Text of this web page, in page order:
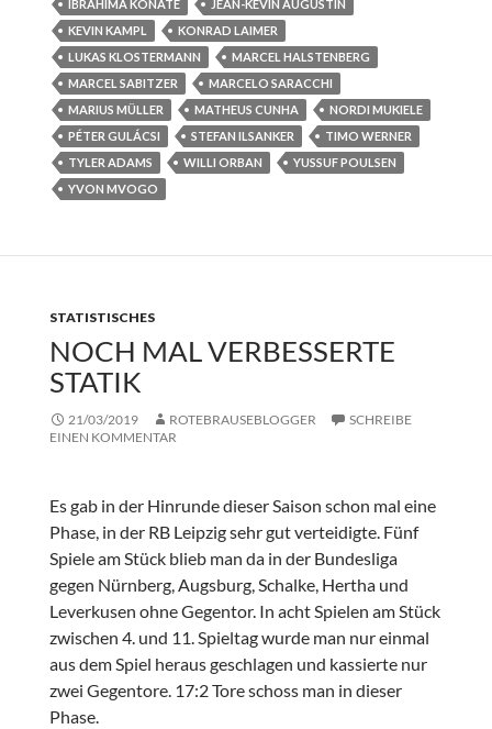
IBRAHIMA KONATE
JEAN-KEVIN AUGUSTIN
KEVIN KAMPL
KONRAD LAIMER
LUKAS KLOSTERMANN
MARCEL HALSTENBERG
MARCEL SABITZER
MARCELO SARACCHI
MARIUS MÜLLER
MATHEUS CUNHA
NORDI MUKIELE
PÉTER GULÁCSI
STEFAN ILSANKER
TIMO WERNER
TYLER ADAMS
WILLI ORBAN
YUSSUF POULSEN
YVON MVOGO
STATISTISCHES
NOCH MAL VERBESSERTE
STATIK
21/03/2019 ROTEBRAUSEBLOGGER
SCHREIBE
EINEN KOMMENTAR
Es gab in der Hinrunde dieser Saison schon mal eine
Phase, in der RB Leipzig sehr gut verteidigte. Fünf
Spiele am Stück blieb man da in der Bundesliga
gegen Nürnberg, Augsburg, Schalke, Hertha und
Leverkusen ohne Gegentor. In acht Spielen am Stück
zwischen 4. und 11. Spieltag wurde man nur einmal
aus dem Spiel heraus geschlagen und kassierte nur
zwei Gegentore. 17:2 Tore schoss man in dieser
Phase.